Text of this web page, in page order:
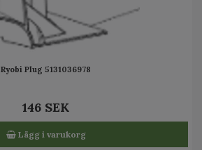
Ryobi Plug 5131036978
146 SEK
Lägg i varukorg